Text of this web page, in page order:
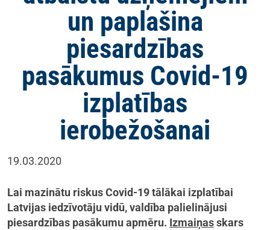
un paplašina
piesardzības
pasākumus Covid-19
izplatības
ierobežošanai
19.03.2020
Lai mazinātu riskus Covid-19 tālākai izplatībai
Latvijas iedzīvotāju vidū, valdība palielinājusi
piesardzības pasākumu apmēru. Izmaiņasskars